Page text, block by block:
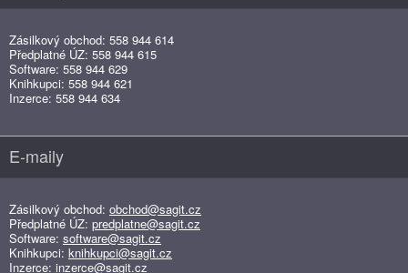
Zásilkový obchod: 558 944 614
Předplatné ÚZ: 558 944 615
Software: 558 944 629
Knihkupci: 558 944 621
Inzerce: 558 944 634
E-maily
Zásilkový obchod: obchod@sagit.cz
Předplatné ÚZ: predplatne@sagit.cz
Software: software@sagit.cz
Knihkupci: knihkupci@sagit.cz
Inzerce: inzerce@sagit.cz